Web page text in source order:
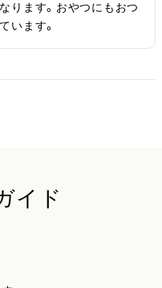
ります。おやつにもおつ
います。
イド